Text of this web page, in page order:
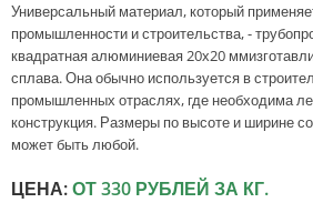
Универсальный материал, который
промышленности и строительства, -
квадратная алюминиевая 20х20
сплава. Она обычно используется в
промышленных отраслях, где необходима
конструкция. Размеры по высоте и ширине
может быть любой.
ЦЕНА:ОТ 330 РУБЛЕЙ ЗА КГ.